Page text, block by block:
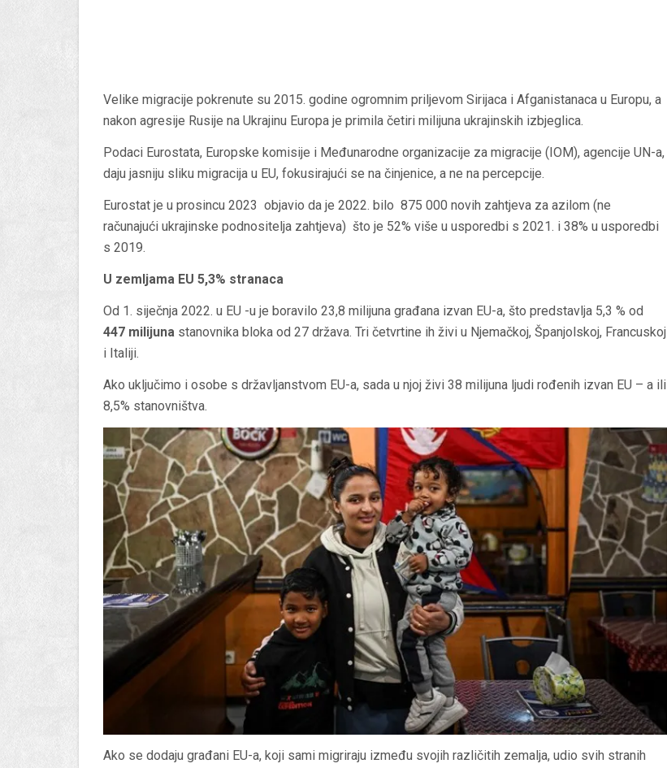
Velike migracije pokrenute su 2015. godine ogromnim priljevom Sirijaca i Afganistanaca u Europu, a
nakon agresije Rusije na Ukrajinu Europa je primila četiri milijuna ukrajinskih izbjeglica.
Podaci Eurostata, Europske komisije i Međunarodne organizacije za migracije (IOM), agencije UN-a,
daju jasniju sliku migracija u EU, fokusirajući se na činjenice, a ne na percepcije.
Eurostat je u prosincu 2023 objavio da je 2022. bilo 875 000 novih zahtjeva za azilom (ne
računajući ukrajinske podnositelja zahtjeva) što je 52% više u usporedbi s 2021. i 38% u usporedbi
s 2019.
U zemljama EU 5,3% stranaca
Od 1. siječnja 2022. u EU -u je boravilo 23,8 milijuna građana izvan EU-a, što predstavlja 5,3 % od
447 milijuna stanovnika bloka od 27 država. Tri četvrtine ih živi u Njemačkoj, Španjolskoj, Francuskoj
i Italiji.
Ako uključimo i osobe s državljanstvom EU-a, sada u njoj živi 38 milijuna ljudi rođenih izvan EU – a ili
8,5% stanovništva.
Ako se dodaju građani EU-a, koji sami migriraju između svojih različitih zemalja, udio svih stranih